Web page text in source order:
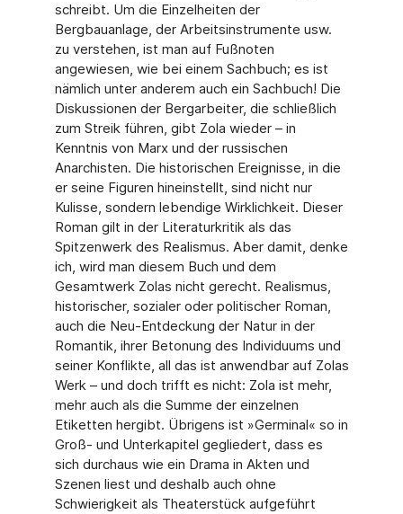
schreibt. Um die Einzelheiten der
Bergbauanlage, der Arbeitsinstrumente usw.
zu verstehen, ist man auf Fußnoten
angewiesen, wie bei einem Sachbuch; es ist
nämlich unter anderem auch ein Sachbuch! Die
Diskussionen der Bergarbeiter, die schließlich
zum Streik führen, gibt Zola wieder – in
Kenntnis von Marx und der russischen
Anarchisten. Die historischen Ereignisse, in die
er seine Figuren hineinstellt, sind nicht nur
Kulisse, sondern lebendige Wirklichkeit. Dieser
Roman gilt in der Literaturkritik als das
Spitzenwerk des Realismus. Aber damit, denke
ich, wird man diesem Buch und dem
Gesamtwerk Zolas nicht gerecht. Realismus,
historischer, sozialer oder politischer Roman,
auch die Neu-Entdeckung der Natur in der
Romantik, ihrer Betonung des Individuums und
seiner Konflikte, all das ist anwendbar auf Zolas
Werk – und doch trifft es nicht: Zola ist mehr,
mehr auch als die Summe der einzelnen
Etiketten hergibt. Übrigens ist »Germinal« so in
Groß- und Unterkapitel gegliedert, dass es
sich durchaus wie ein Drama in Akten und
Szenen liest und deshalb auch ohne
Schwierigkeit als Theaterstück aufgeführt